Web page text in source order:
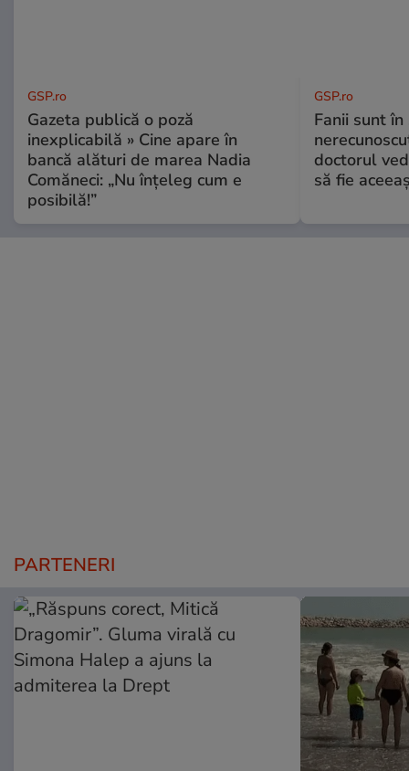
GSP.ro
Gazeta publică o poză
inexplicabilă » Cine apare în
bancă alături de marea Nadia
Comăneci: „Nu înțeleg cum e
posibilă!”
GSP.ro
Fanii sunt în
doctorul
să fie
PARTENERI